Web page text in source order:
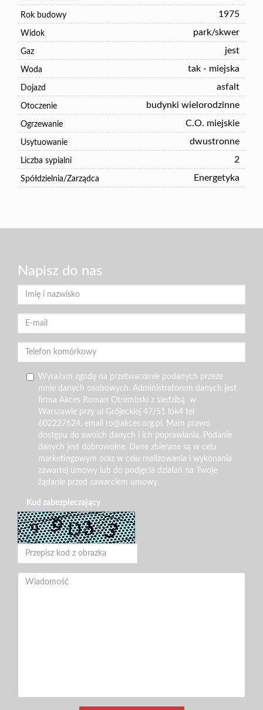
Rok budowy 1975
Widok park/skwer
Gaz jest
Woda tak - miejska
Dojazd asfalt
Otoczenie budynki wielorodzinne
Ogrzewanie C.O. miejskie
Usytuowanie dwustronne
Liczba sypialni 2
Spółdzielnia/Zarządca Energetyka
Napisz do nas
Wyrażam zgodę na przetwarzanie podanych przeze
mnie danych osobowych. Administratorem danych jest
firma Akces Roman Otrembski z siedzibą w
Warszawie przy ul Grójeckiej 47/51 lok4 tel
602227624, email ro@akces.org.pl. Mam prawo
dostępu do swoich danych i ich poprawiania. Podanie
danych jest dobrowolne. Dane zbierane są w celu
marketingowym oraz w celu realizowania i wykonania
zawartej umowy lub do podjęcia działań na Twoje
żądanie przed zawarciem umowy.
Kod zabezpieczający